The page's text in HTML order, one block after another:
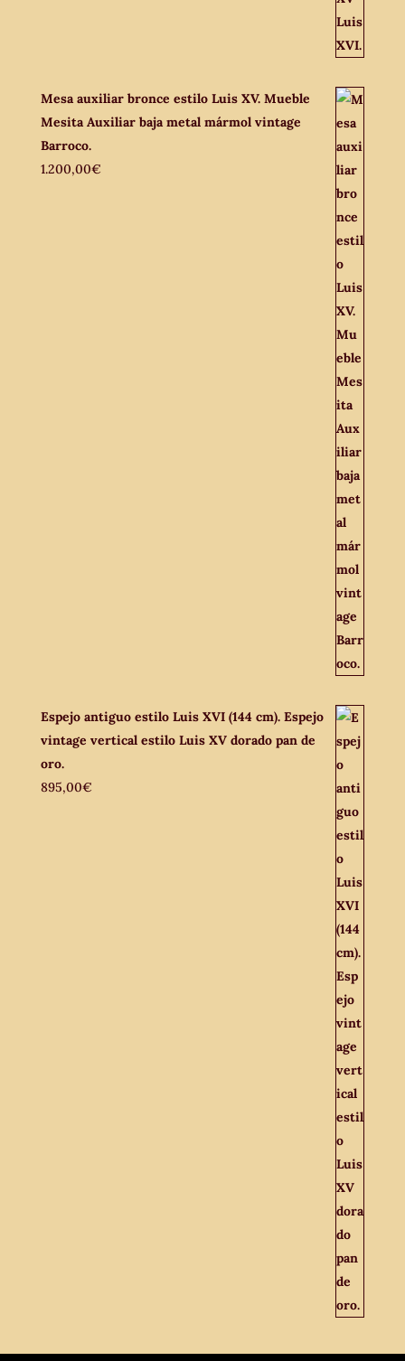
Mesa auxiliar bronce estilo Luis XV. Mueble
Mesita Auxiliar baja metal mármol vintage
Barroco.
1.200,00€
Espejo antiguo estilo Luis XVI (144 cm). Espejo
vintage vertical estilo Luis XV dorado pan de
oro.
895,00€